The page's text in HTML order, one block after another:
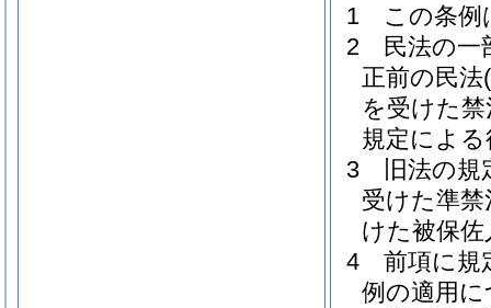
1
この条例
2
民法の一
正前の民法
を受けた
規定によ
3
旧法の
受けた準
けた被保
4
前項に規
例の適用